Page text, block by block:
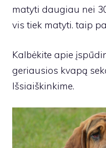
matyti daugiau nei
vis tiek matyti. taip
Kalbėkite apie
geriausios kvapą
Išsiaiškinkime.